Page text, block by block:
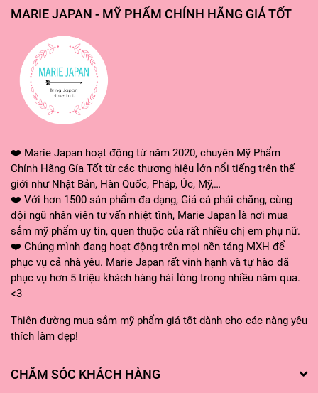
MARIE JAPAN - MỸ PHẨM CHÍNH HÃNG GIÁ TỐT
❤️ Marie Japan hoạt động từ năm 2020, chuyên Mỹ Phẩm
Chính Hãng Gía Tốt từ các thương hiệu lớn nổi tiếng trên thế
giới như Nhật Bản, Hàn Quốc, Pháp, Úc, Mỹ,…
❤️ Với hơn 1500 sản phẩm đa dạng, Giá cả phải chăng, cùng
đội ngũ nhân viên tư vấn nhiệt tình, Marie Japan là nơi mua
sắm mỹ phẩm uy tín, quen thuộc của rất nhiều chị em phụ nữ.
❤️ Chúng mình đang hoạt động trên mọi nền tảng MXH để
phục vụ cả nhà yêu. Marie Japan rất vinh hạnh và tự hào đã
phục vụ hơn 5 triệu khách hàng hài lòng trong nhiều năm qua.
<3
Thiên đường mua sắm mỹ phẩm giá tốt dành cho các nàng yêu
thích làm đẹp!
CHĂM SÓC KHÁCH HÀNG